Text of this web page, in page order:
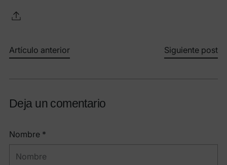
Artículo anterior Siguiente post
Deja un comentario
Nombre *